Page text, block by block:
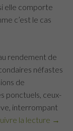
elle comporte
c’est le cas
rendement de
néfastes
de
ponctuels, ceux-
interrompant
la lecture «
→